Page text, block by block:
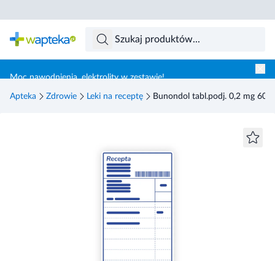
Moc nawodnienia, elektrolity w zestawie!
Apteka Zdrowie Leki na receptę Bunondol tabl.podj. 0,2 mg 60